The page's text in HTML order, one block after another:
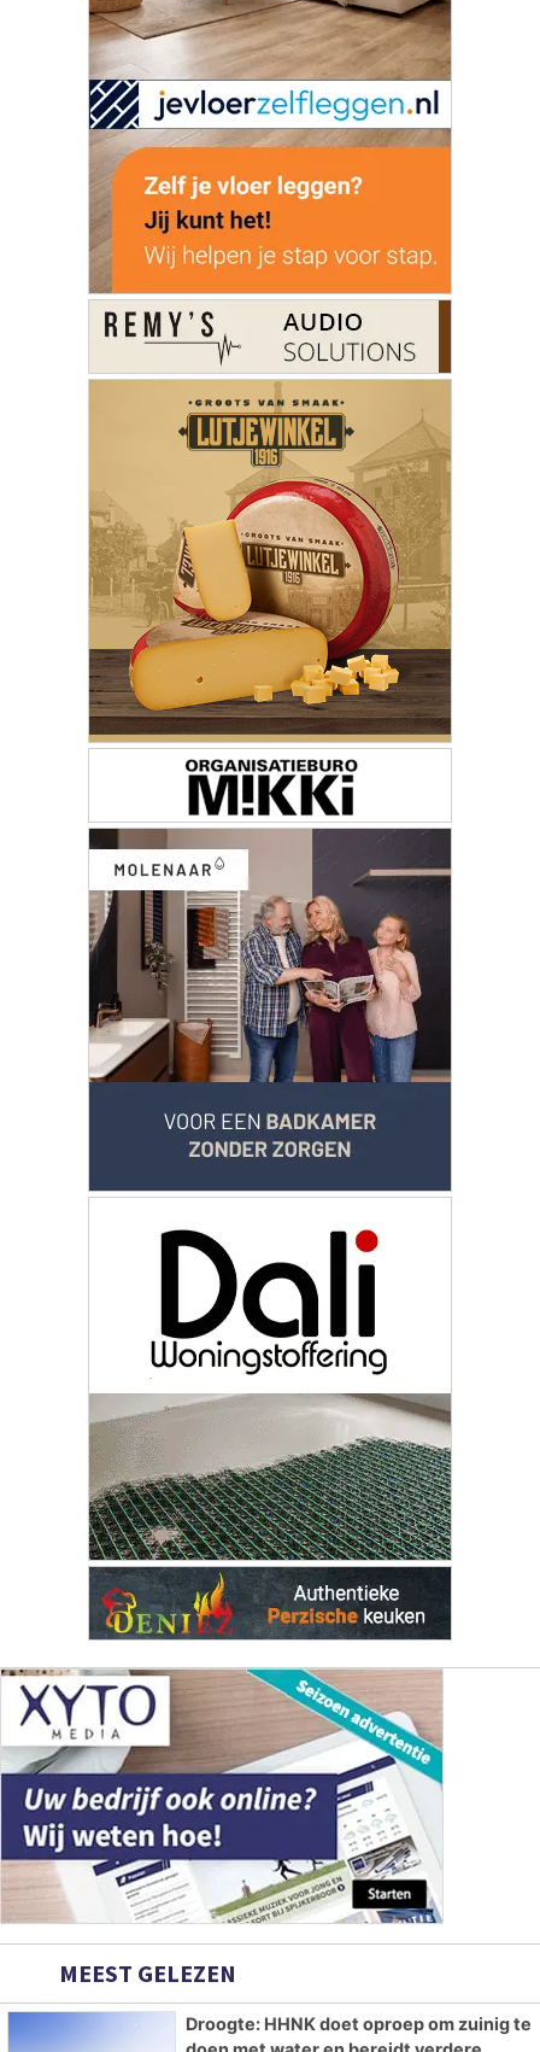
MEEST GELEZEN
Droogte: HHNK doet oproep om zuinig te